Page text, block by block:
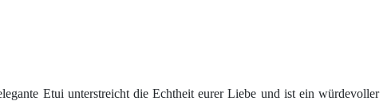
Etui unterstreicht die Echtheit eurer Liebe und ist ein würdevoller